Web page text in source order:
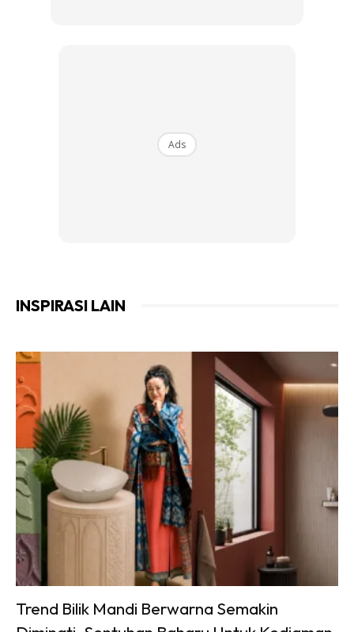
First, mestilah kena ada TV. Pastikan dekat TV tu ada RCA port macam dekat
bahagian yang dibulatkan
Sambungkan semua benda, terus TV kotak anda akan
menjadi Smart TV. Boleh layan Youtube, Netflix, Disney+
buka FB dan macam-macam lagi. Senang sangat.
Jadi sesiapa yang ada TV lama yang sayang nak buang,
elok berikan TV tu peluang kedua. Tapi pastikan anda
sambungan internet la ye.
Ads
INSPIRASI LAIN
Trend Bilik Mandi Berwarna Semakin